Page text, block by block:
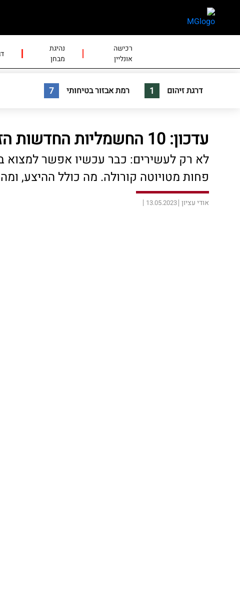
רכישה
אונליין
נהיגת
מבחן
דרגת זיהום 1 רמת אבזור בטיחותי 7
עדכון: 10 החשמליות החדשות הזולות בארץ
לא רק לעשירים: כבר עכשיו אפשר למצוא
פחות מטויוטה קורולה. מה כולל ההיצע,
אודי עציון 13.05.2023